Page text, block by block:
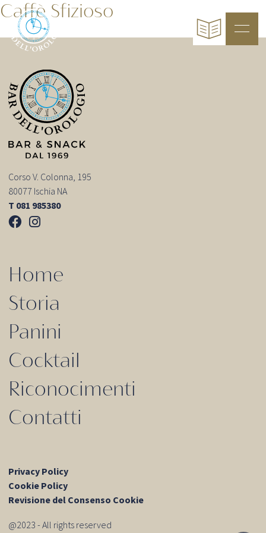
Caffè Sfizioso
Corso V. Colonna, 195
80077 Ischia NA
T 081 985380
Home
Storia
Panini
Cocktail
Riconocimenti
Contatti
Privacy Policy
Cookie Policy
Revisione del Consenso Cookie
@2023 - All rights reserved